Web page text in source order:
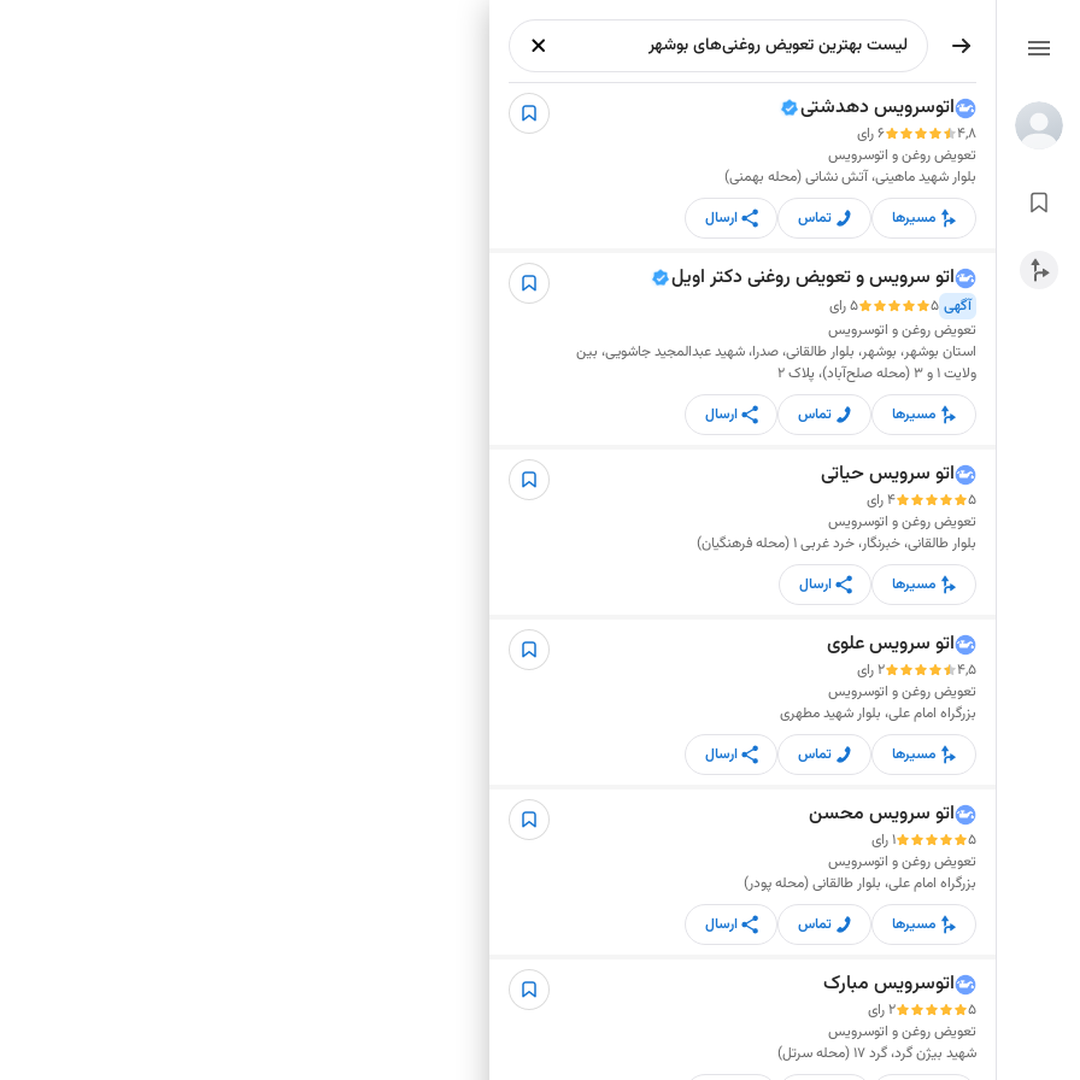
اتوسرویس دهدشتی
4,8
6 رای
تعویض روغن و اتوسرویس
بلوار شهید ماهینی، آتش نشانی (محله بهمنی)
مسیرها
تماس ارسال
اتو سرویس و تعویض روغنی دکتر اویل
آگهی 5
5 رای
تعویض روغن و اتوسرویس
استان بوشهر، بوشهر، بلوار طالقانی، صدرا، شهید عبدالمجید جاشویی، بین
ولایت 1 و 3 (محله صلح‌آباد)، پلاک ۲
مسیرها
تماس ارسال
اتو سرویس حیاتی
5
4 رای
تعویض روغن و اتوسرویس
بلوار طالقانی، خبرنگار، خرد غربی 1 (محله فرهنگیان)
مسیرها
ارسال
اتو سرویس علوی
4,5
2 رای
تعویض روغن و اتوسرویس
بزرگراه امام علی، بلوار شهید مطهری
مسیرها
تماس ارسال
اتو سرویس محسن
5
1 رای
تعویض روغن و اتوسرویس
بزرگراه امام علی، بلوار طالقانی (محله پودر)
مسیرها
تماس ارسال
اتوسرویس مبارک
5
2 رای
تعویض روغن و اتوسرویس
شهید بیژن گرد، گرد 17 (محله سرتل)